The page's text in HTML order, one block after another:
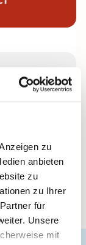
zu
anbieten
zu
zu Ihrer
für
Unsere
mit
Uhr